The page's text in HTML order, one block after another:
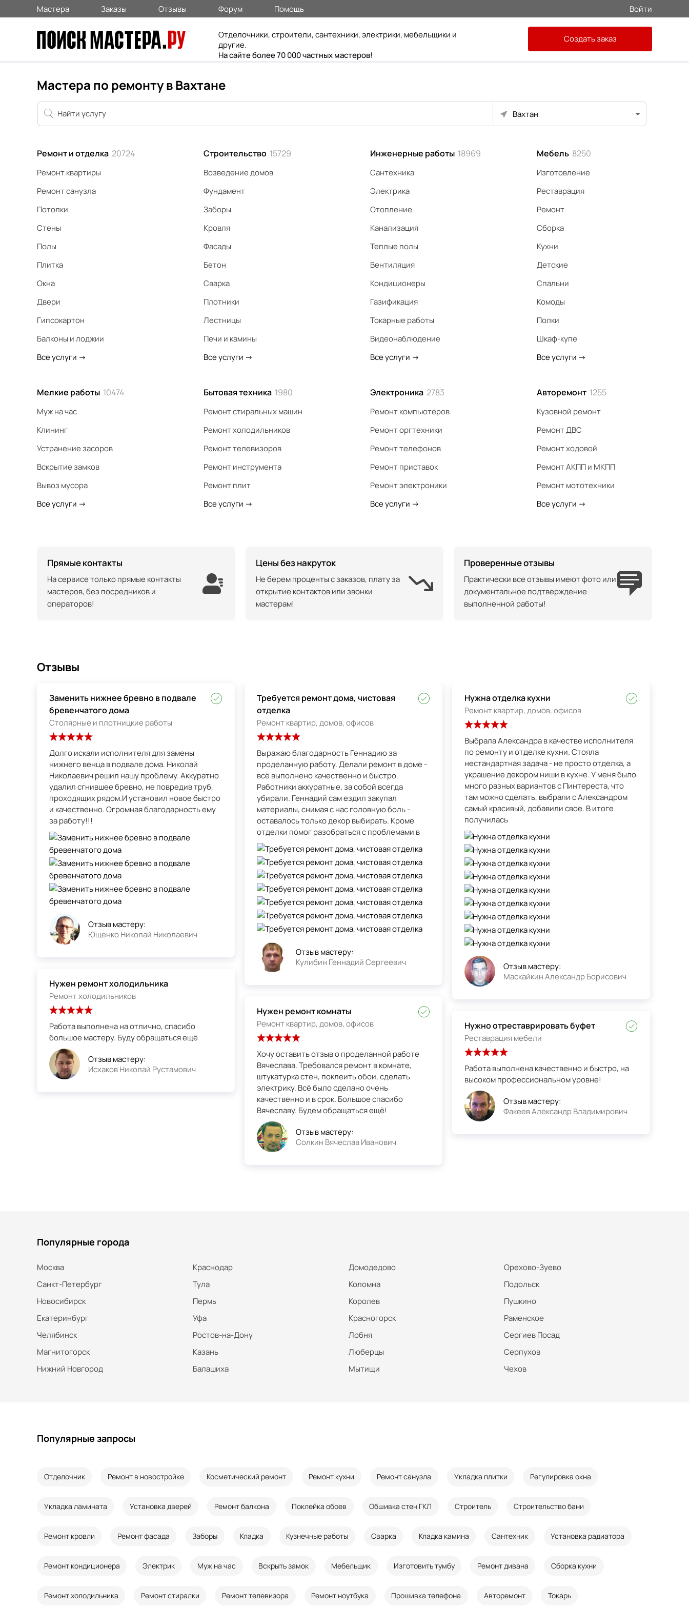
Мастера Заказы Отзывы Форум Помощь Войти
Отделочники, строители, сантехники, электрики, мебельщики и
другие.
На сайте более 70 000 частных мастеров!
Создать заказ
Мастера по ремонту в Вахтане
Вахтан
Ремонт и отделка 20724
Ремонт квартиры
Ремонт санузла
Потолки
Стены
Полы
Плитка
Окна
Двери
Гипсокартон
Балконы и лоджии
Все услуги ->
Строительство 15729
Возведение домов
Фундамент
Заборы
Кровля
Фасады
Бетон
Сварка
Плотники
Лестницы
Печи и камины
Все услуги ->
Инженерные работы 18969
Сантехника
Электрика
Отопление
Канализация
Теплые полы
Вентиляция
Кондиционеры
Газификация
Токарные работы
Видеонаблюдение
Все услуги ->
Мебель 8250
Изготовление
Реставрация
Ремонт
Сборка
Кухни
Детские
Спальни
Комоды
Полки
Шкаф-купе
Все услуги ->
Мелкие работы 10474
Муж на час
Клининг
Устранение засоров
Вскрытие замков
Вывоз мусора
Все услуги ->
Бытовая техника 1980
Ремонт стиральных машин
Ремонт холодильников
Ремонт телевизоров
Ремонт инструмента
Ремонт плит
Все услуги ->
Электроника 2783
Ремонт компьютеров
Ремонт оргтехники
Ремонт телефонов
Ремонт приставок
Ремонт электроники
Все услуги ->
Авторемонт 1255
Кузовной ремонт
Ремонт ДВС
Ремонт ходовой
Ремонт АКПП и МКПП
Ремонт мототехники
Все услуги ->
Прямые контакты
На сервисе только прямые контакты
мастеров, без посредников и
операторов!
Цены без накруток
Не берем проценты с заказов, плату за
открытие контактов или звонки
мастерам!
Проверенные отзывы
Практически все отзывы имеют фото или
документальное подтверждение
выполненной работы!
Отзывы
Заменить нижнее бревно в подвале
бревенчатого дома
Столярные и плотницкие работы
Долго искали исполнителя для замены
нижнего венца в подвале дома. Николай
Николаевич решил нашу проблему. Аккуратно
удалил сгнившее бревно, не повредив труб,
проходящих рядом.И установил новое быстро
и качественно. Огромная благодарность ему
за работу!!!
Отзыв мастеру:
Ющенко Николай Николаевич
Нужен ремонт холодильника
Ремонт холодильников
Работа выполнена на отлично, спасибо
большое мастеру. Буду обращаться ещё
Отзыв мастеру:
Исхаков Николай Рустамович
Требуется ремонт дома, чистовая
отделка
Ремонт квартир, домов, офисов
Выражаю благодарность Геннадию за
проделанную работу. Делали ремонт в доме -
всё выполнено качественно и быстро.
Работники аккуратные, за собой всегда
убирали. Геннадий сам ездил закупал
материалы, снимая с нас головную боль -
оставалось только декор выбирать. Кроме
отделки помог разобраться с проблемами в
Отзыв мастеру:
Кулибин Геннадий Сергеевич
Нужен ремонт комнаты
Ремонт квартир, домов, офисов
Хочу оставить отзыв о проделанной работе
Вячеслава. Требовался ремонт в комнате,
штукатурка стен, поклеить обои, сделать
электрику. Всё было сделано очень
качественно и в срок. Большое спасибо
Вячеславу. Будем обращаться ещё!
Отзыв мастеру:
Солкин Вячеслав Иванович
Нужна отделка кухни
Ремонт квартир, домов, офисов
Выбрала Александра в качестве исполнителя
по ремонту и отделке кухни. Стояла
нестандартная задача - не просто отделка, а
украшение декором ниши в кухне. У меня было
много разных вариантов с Пинтереста, что
там можно сделать, выбрали с Александром
самый красивый, добавили свое. В итоге
получилась
Отзыв мастеру:
Маскайкин Александр Борисович
Нужно отреставрировать буфет
Реставрация мебели
Работа выполнена качественно и быстро, на
высоком профессиональном уровне!
Отзыв мастеру:
Факеев Александр Владимирович
Популярные города
Москва
Санкт-Петербург
Новосибирск
Екатеринбург
Челябинск
Магнитогорск
Нижний Новгород
Краснодар
Тула
Пермь
Уфа
Ростов-на-Дону
Казань
Балашиха
Домодедово
Коломна
Королев
Красногорск
Лобня
Люберцы
Мытищи
Орехово-Зуево
Подольск
Пушкино
Раменское
Сергиев Посад
Серпухов
Чехов
Популярные запросы
Отделочник Ремонт в новостройке Косметический ремонт Ремонт кухни Ремонт санузла Укладка плитки Регулировка окна
Укладка ламината Установка дверей Ремонт балкона Поклейка обоев Обшивка стен ГКЛ Строитель Строительство бани
Ремонт кровли Ремонт фасада Заборы Кладка Кузнечные работы Сварка Кладка камина Сантехник Установка радиатора
Ремонт кондиционера Электрик Муж на час Вскрыть замок Мебельщик Изготовить тумбу Ремонт дивана Сборка кухни
Ремонт холодильника Ремонт стиралки Ремонт телевизора Ремонт ноутбука Прошивка телефона Авторемонт Токарь